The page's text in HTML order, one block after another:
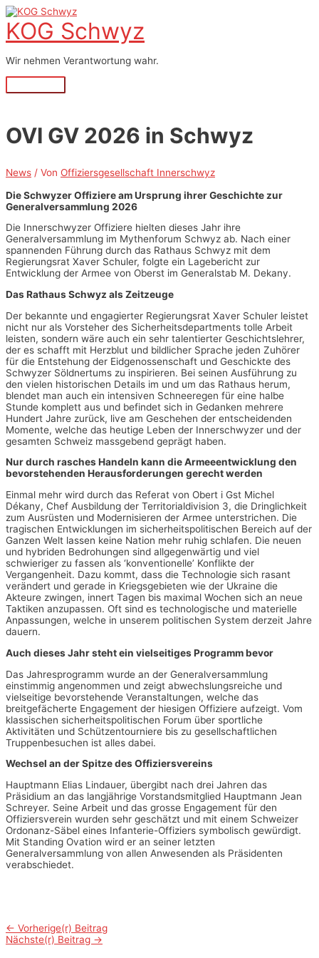
Zum
Inhalt
springen
KOG Schwyz
Wir nehmen Verantwortung wahr.
Hauptmenü
OVI GV 2026 in Schwyz
News / Von Offiziersgesellschaft Innerschwyz
Die Schwyzer Offiziere am Ursprung ihrer Geschichte zur
Generalversammlung 2026
Die Innerschwyzer Offiziere hielten dieses Jahr ihre
Generalversammlung im Mythenforum Schwyz ab. Nach einer
spannenden Führung durch das Rathaus Schwyz mit dem
Regierungsrat Xaver Schuler, folgte ein Lagebericht zur
Entwicklung der Armee von Oberst im Generalstab M. Dekany.
Das Rathaus Schwyz als Zeitzeuge
Der bekannte und engagierter Regierungsrat Xaver Schuler leistet
nicht nur als Vorsteher des Sicherheitsdepartments tolle Arbeit
leisten, sondern wäre auch ein sehr talentierter Geschichtslehrer,
der es schafft mit Herzblut und bildlicher Sprache jeden Zuhörer
für die Entstehung der Eidgenossenschaft und Geschickte des
Schwyzer Söldnertums zu inspirieren. Bei seinen Ausführung zu
den vielen historischen Details im und um das Rathaus herum,
blendet man auch ein intensiven Schneeregen für eine halbe
Stunde komplett aus und befindet sich in Gedanken mehrere
Hundert Jahre zurück, live am Geschehen der entscheidenden
Momente, welche das heutige Leben der Innerschwyzer und der
gesamten Schweiz massgebend geprägt haben.
Nur durch rasches Handeln kann die Armeeentwicklung den
bevorstehenden Herausforderungen gerecht werden
Einmal mehr wird durch das Referat von Obert i Gst Michel
Dékany, Chef Ausbildung der Territorialdivision 3, die Dringlichkeit
zum Ausrüsten und Modernisieren der Armee unterstrichen. Die
tragischen Entwicklungen im sicherheitspolitischen Bereich auf der
Ganzen Welt lassen keine Nation mehr ruhig schlafen. Die neuen
und hybriden Bedrohungen sind allgegenwärtig und viel
schwieriger zu fassen als ‘konventionelle’ Konflikte der
Vergangenheit. Dazu kommt, dass die Technologie sich rasant
verändert und gerade in Kriegsgebieten wie der Ukraine die
Akteure zwingen, innert Tagen bis maximal Wochen sich an neue
Taktiken anzupassen. Oft sind es technologische und materielle
Anpassungen, welche in unserem politischen System derzeit Jahre
dauern.
Auch dieses Jahr steht ein vielseitiges Programm bevor
Das Jahresprogramm wurde an der Generalversammlung
einstimmig angenommen und zeigt abwechslungsreiche und
vielseitige bevorstehende Veranstaltungen, welche das
breitgefächerte Engagement der hiesigen Offiziere aufzeigt. Vom
klassischen sicherheitspolitischen Forum über sportliche
Aktivitäten und Schützentourniere bis zu gesellschaftlichen
Truppenbesuchen ist alles dabei.
Wechsel an der Spitze des Offiziersvereins
Hauptmann Elias Lindauer, übergibt nach drei Jahren das
Präsidium an das langjährige Vorstandsmitglied Hauptmann Jean
Schreyer. Seine Arbeit und das grosse Engagement für den
Offiziersverein wurden sehr geschätzt und mit einem Schweizer
Ordonanz-Säbel eines Infanterie-Offiziers symbolisch gewürdigt.
Mit Standing Ovation wird er an seiner letzten
Generalversammlung von allen Anwesenden als Präsidenten
verabschiedet.
Beitrags-
← Vorherige(r) Beitrag
Nächste(r) Beitrag →